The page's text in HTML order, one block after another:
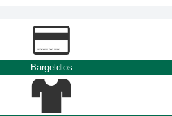
Bargeldlos